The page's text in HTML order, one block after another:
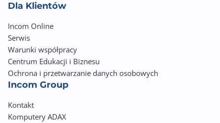
Dla Klientów
Incom Online
Serwis
Warunki współpracy
Centrum Edukacji i Biznesu
Ochrona i przetwarzanie danych osobowych
Incom Group
Kontakt
Komputery ADAX